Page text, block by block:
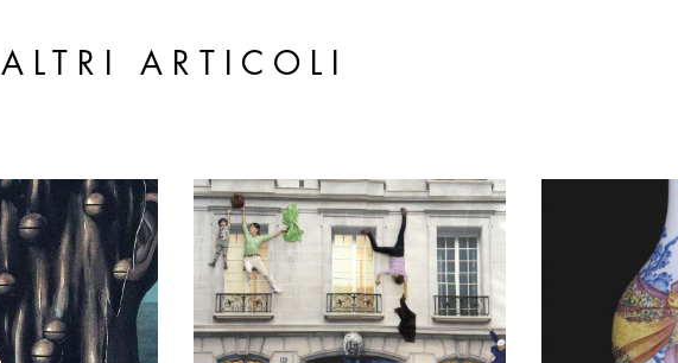
ALTRI ARTICOLI